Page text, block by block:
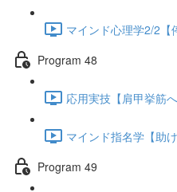
マインド心理学2/2
Program 48
応用実技【肩甲挙筋
マインド指名学【助
Program 49